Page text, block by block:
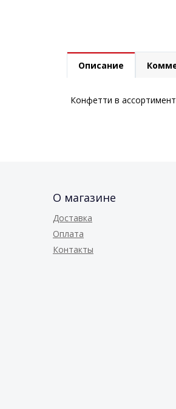
Описание
Конфетти в
О магазине
Доставка
Оплата
Контакты